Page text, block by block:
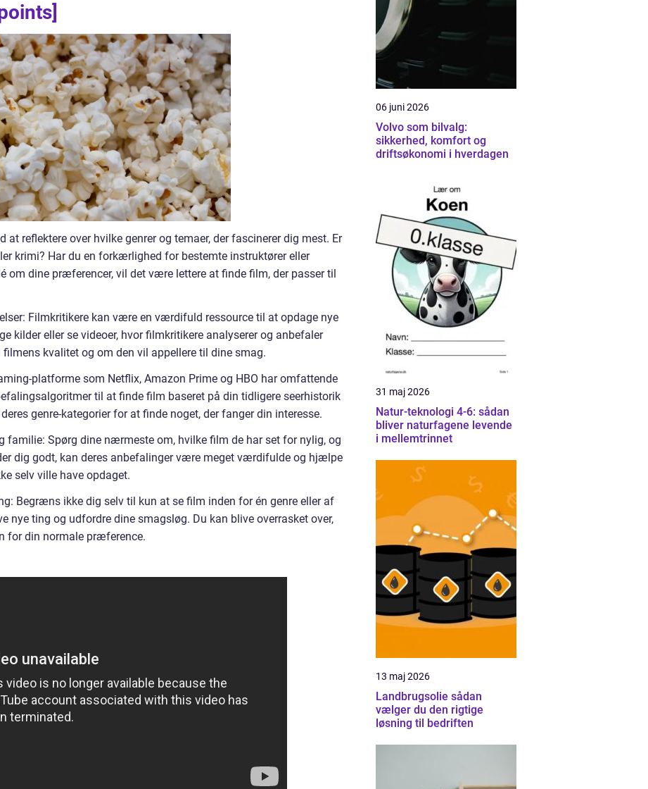
at reflektere over hvilke genrer og temaer, der fascinerer dig mest. Er
krimi? Har du en forkærlighed for bestemte instruktører eller
om dine præferencer, vil det være lettere at finde film, der passer til
Filmkritikere kan være en værdifuld ressource til at opdage nye
kilder eller se videoer, hvor filmkritikere analyserer og anbefaler
kvalitet og om den vil appellere til dine smag.
platforme som Netflix, Amazon Prime og HBO har omfattende
til at finde film baseret på din tidligere seerhistorik
genre-kategorier for at finde noget, der fanger din interesse.
familie: Spørg dine nærmeste om, hvilke film de har set for nylig, og
dig godt, kan deres anbefalinger være meget værdifulde og hjælpe
selv ville have opdaget.
Begræns ikke dig selv til kun at se film inden for én genre eller af
nye ting og udfordre dine smagsløg. Du kan blive overrasket over,
for din normale præference.
06 juni 2026
Volvo som bilvalg:
sikkerhed, komfort og
driftsøkonomi i hverdagen
31 maj 2026
Natur-teknologi 4-6: sådan
bliver naturfagene levende
i mellemtrinnet
13 maj 2026
Landbrugsolie sådan
vælger du den rigtige
løsning til bedriften